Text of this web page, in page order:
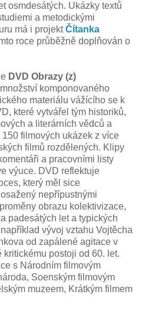
osmdesátých. Ukázky textů
a metodickými
má i projektČítanka
roce průběžně doplňován o
DVD Obrazy (z)
komponovaného
materiálu vážícího se k
které vytvářel tým historiků,
a literárních vědců a
filmových ukázek z více
filmů rozdělených. Klipy
a pracovními listy
výuce. DVD reflektuje
který měl sice
nepřípustnými
obrazu kolektivizace,
padesátých let a typických
vývoj vztahu Vojtěcha
od zapálené agitace v
postoji od 60. let.
s Národním filmovým
Soenským filmovým
muzeem, Krátkým filmem